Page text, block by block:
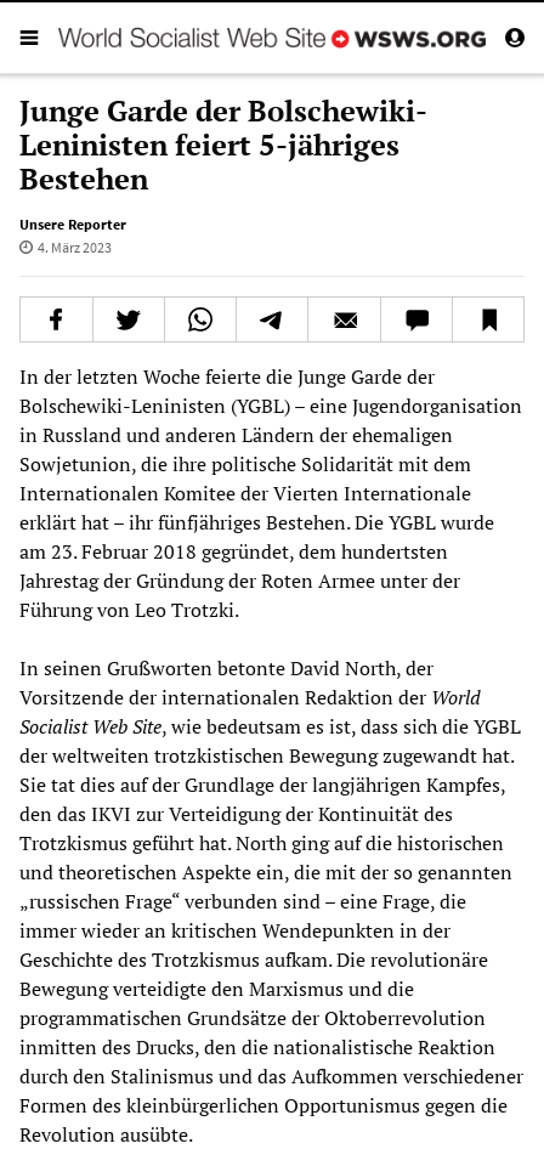
Junge Garde der Bolschewiki-
Leninisten feiert 5-jähriges
Bestehen
Unsere Reporter
4. März 2023
In der letzten Woche feierte die Junge Garde der
Bolschewiki-Leninisten (YGBL) – eine Jugendorganisation
in Russland und anderen Ländern der ehemaligen
Sowjetunion, die ihre politische Solidarität mit dem
Internationalen Komitee der Vierten Internationale
erklärt hat – ihr fünfjähriges Bestehen. Die YGBL wurde
am 23. Februar 2018 gegründet, dem hundertsten
Jahrestag der Gründung der Roten Armee unter der
Führung von Leo Trotzki.
In seinen Grußworten betonte David North, der
Vorsitzende der internationalen Redaktion der World
Socialist Web Site, wie bedeutsam es ist, dass sich die YGBL
der weltweiten trotzkistischen Bewegung zugewandt hat.
Sie tat dies auf der Grundlage der langjährigen Kampfes,
den das IKVI zur Verteidigung der Kontinuität des
Trotzkismus geführt hat. North ging auf die historischen
und theoretischen Aspekte ein, die mit der so genannten
„russischen Frage“ verbunden sind – eine Frage, die
immer wieder an kritischen Wendepunkten in der
Geschichte des Trotzkismus aufkam. Die revolutionäre
Bewegung verteidigte den Marxismus und die
programmatischen Grundsätze der Oktoberrevolution
inmitten des Drucks, den die nationalistische Reaktion
durch den Stalinismus und das Aufkommen verschiedener
Formen des kleinbürgerlichen Opportunismus gegen die
Revolution ausübte.